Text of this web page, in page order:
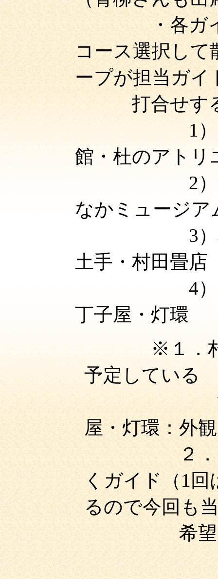
・各ガ
コース選択し
ープが担当ガイ
打合せす
1
館・杜のアトリ
2
なかミュージア
3
土手・村田畳店
4
丁子屋・灯環
※１．村田
予定している
屋・灯環：外
２
くガイド（1回
るので今回も
希望